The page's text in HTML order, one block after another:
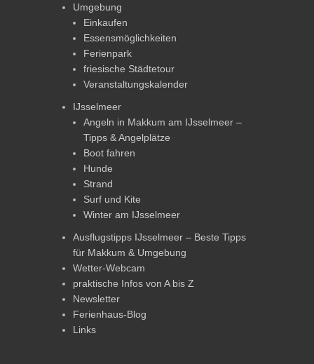
Umgebung
Einkaufen
Essensmöglichkeiten
Ferienpark
friesische Städtetour
Veranstaltungskalender
IJsselmeer
Angeln in Makkum am IJsselmeer –
Tipps & Angelplätze
Boot fahren
Hunde
Strand
Surf und Kite
Winter am IJsselmeer
Ausflugstipps IJsselmeer – Beste Tipps
für Makkum & Umgebung
Wetter-Webcam
praktische Infos von A bis Z
Newsletter
Ferienhaus-Blog
Links